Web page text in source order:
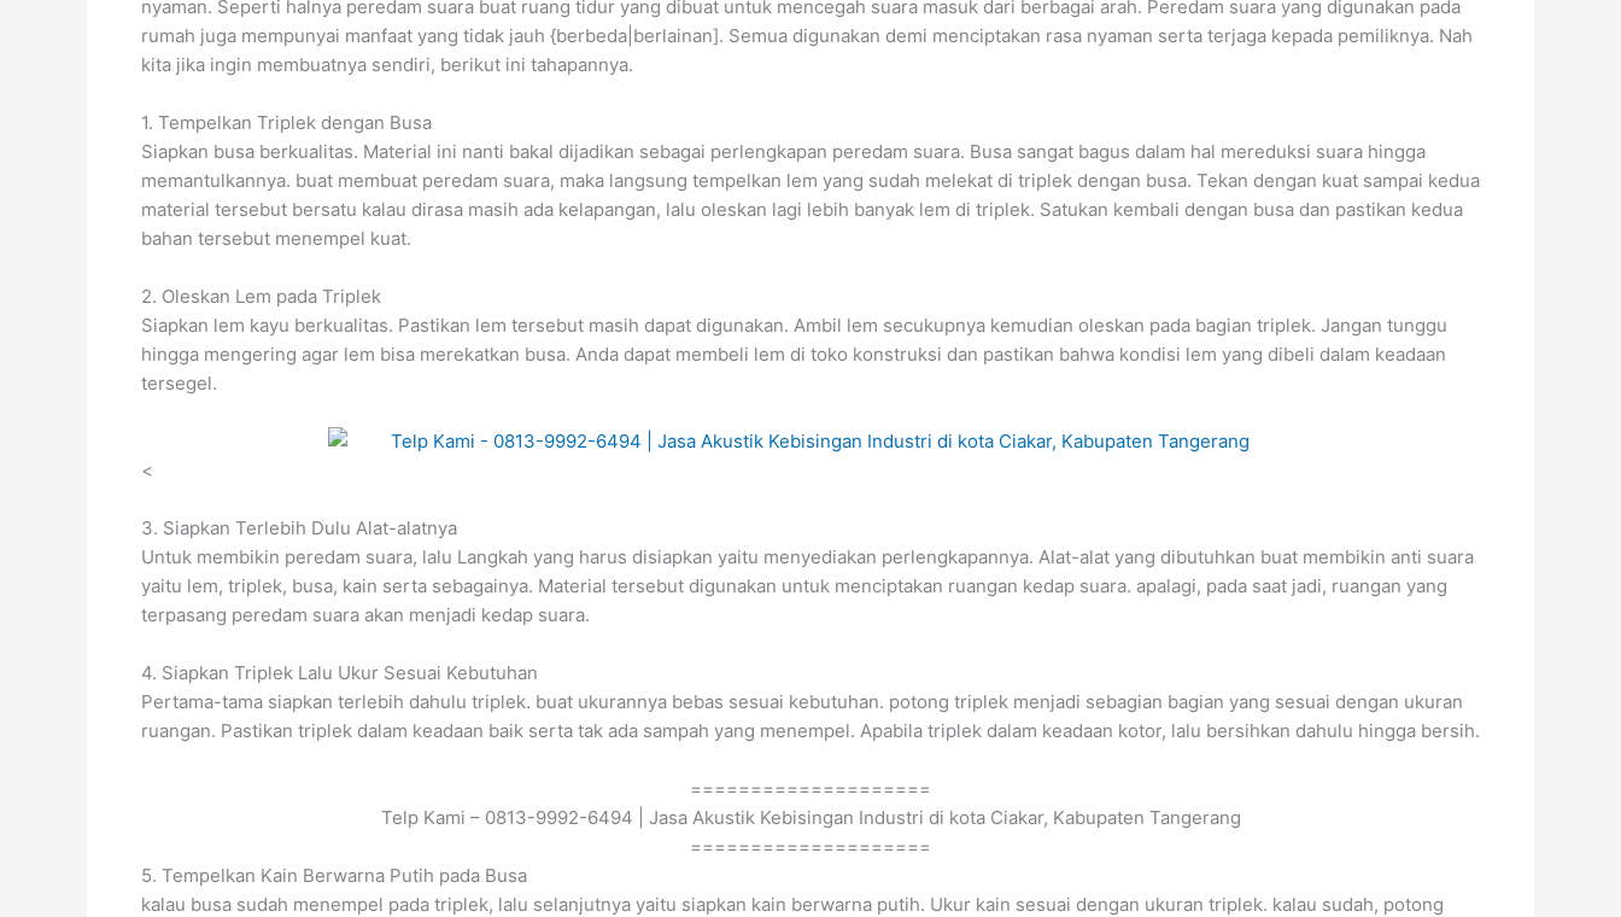
nyaman. Seperti halnya peredam suara buat ruang tidur yang dibuat untuk mencegah suara masuk dari berbagai arah. Peredam suara yang digunakan pada
rumah juga mempunyai manfaat yang tidak jauh {berbeda|berlainan]. Semua digunakan demi menciptakan rasa nyaman serta terjaga kepada pemiliknya. Nah
kita jika ingin membuatnya sendiri, berikut ini tahapannya.
1. Tempelkan Triplek dengan Busa
Siapkan busa berkualitas. Material ini nanti bakal dijadikan sebagai perlengkapan peredam suara. Busa sangat bagus dalam hal mereduksi suara hingga
memantulkannya. buat membuat peredam suara, maka langsung tempelkan lem yang sudah melekat di triplek dengan busa. Tekan dengan kuat sampai kedua
material tersebut bersatu kalau dirasa masih ada kelapangan, lalu oleskan lagi lebih banyak lem di triplek. Satukan kembali dengan busa dan pastikan kedua
bahan tersebut menempel kuat.
2. Oleskan Lem pada Triplek
Siapkan lem kayu berkualitas. Pastikan lem tersebut masih dapat digunakan. Ambil lem secukupnya kemudian oleskan pada bagian triplek. Jangan tunggu
hingga mengering agar lem bisa merekatkan busa. Anda dapat membeli lem di toko konstruksi dan pastikan bahwa kondisi lem yang dibeli dalam keadaan
tersegel.
<
3. Siapkan Terlebih Dulu Alat-alatnya
Untuk membikin peredam suara, lalu Langkah yang harus disiapkan yaitu menyediakan perlengkapannya. Alat-alat yang dibutuhkan buat membikin anti suara
yaitu lem, triplek, busa, kain serta sebagainya. Material tersebut digunakan untuk menciptakan ruangan kedap suara. apalagi, pada saat jadi, ruangan yang
terpasang peredam suara akan menjadi kedap suara.
4. Siapkan Triplek Lalu Ukur Sesuai Kebutuhan
Pertama-tama siapkan terlebih dahulu triplek. buat ukurannya bebas sesuai kebutuhan. potong triplek menjadi sebagian bagian yang sesuai dengan ukuran
ruangan. Pastikan triplek dalam keadaan baik serta tak ada sampah yang menempel. Apabila triplek dalam keadaan kotor, lalu bersihkan dahulu hingga bersih.
====================
Telp Kami – 0813-9992-6494 | Jasa Akustik Kebisingan Industri di kota Ciakar, Kabupaten Tangerang
====================
5. Tempelkan Kain Berwarna Putih pada Busa
kalau busa sudah menempel pada triplek, lalu selanjutnya yaitu siapkan kain berwarna putih. Ukur kain sesuai dengan ukuran triplek. kalau sudah, potong